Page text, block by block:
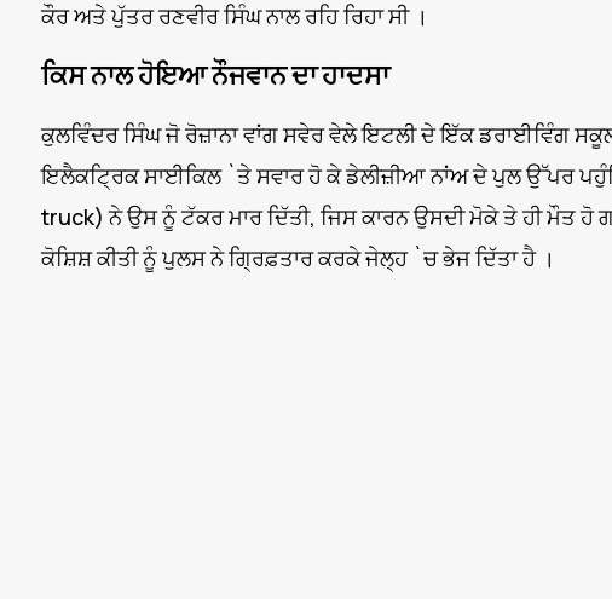
ਕੌਰ ਅਤੇ ਪੁੱਤਰ ਰਣਵੀਰ ਸਿੰਘ ਨਾਲ ਰਹਿ ਰਿਹਾ ਸੀ ।
ਕਿਸ ਨਾਲ ਹੋਇਆ ਨੌਜਵਾਨ ਦਾ ਹਾਦਸਾ
ਕੁਲਵਿੰਦਰ ਸਿੰਘ ਜੋ ਰੋਜ਼ਾਨਾ ਵਾਂਗ ਸਵੇਰ ਵੇਲੇ ਇਟਲੀ ਦੇ ਇੱਕ ਡਰਾਈਵਿੰਗ
ਇਲੈਕਟ੍ਰਿਕ ਸਾਈਕਿਲ `ਤੇ ਸਵਾਰ ਹੋ ਕੇ ਡੇਲੀਜ਼ੀਆ ਨਾਂਅ ਦੇ ਪੁਲ ਉੱਪਰ
truck) ਨੇ ਉਸ ਨੂੰ ਟੱਕਰ ਮਾਰ ਦਿੱਤੀ, ਜਿਸ ਕਾਰਨ ਉਸਦੀ ਮੋਕੇ ਤੇ ਹੀ ਮੌਤ
ਕੋਸ਼ਿਸ਼ ਕੀਤੀ ਨੂੰ ਪੁਲਸ ਨੇ ਗ੍ਰਿਫ਼ਤਾਰ ਕਰਕੇ ਜੇਲ੍ਹ `ਚ ਭੇਜ ਦਿੱਤਾ ਹੈ ।